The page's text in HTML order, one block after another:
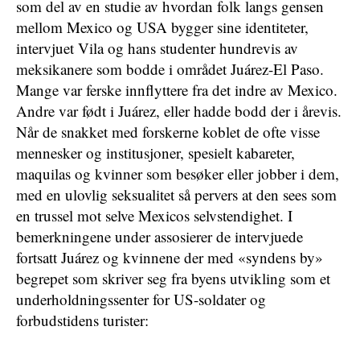
som del av en studie av hvordan folk langs gensen
mellom Mexico og USA bygger sine identiteter,
intervjuet Vila og hans studenter hundrevis av
meksikanere som bodde i området Juárez-El Paso.
Mange var ferske innflyttere fra det indre av Mexico.
Andre var født i Juárez, eller hadde bodd der i årevis.
Når de snakket med forskerne koblet de ofte visse
mennesker og institusjoner, spesielt kabareter,
maquilas og kvinner som besøker eller jobber i dem,
med en ulovlig seksualitet så pervers at den sees som
en trussel mot selve Mexicos selvstendighet. I
bemerkningene under assosierer de intervjuede
fortsatt Juárez og kvinnene der med «syndens by»
begrepet som skriver seg fra byens utvikling som et
underholdningssenter for US-soldater og
forbudstidens turister: